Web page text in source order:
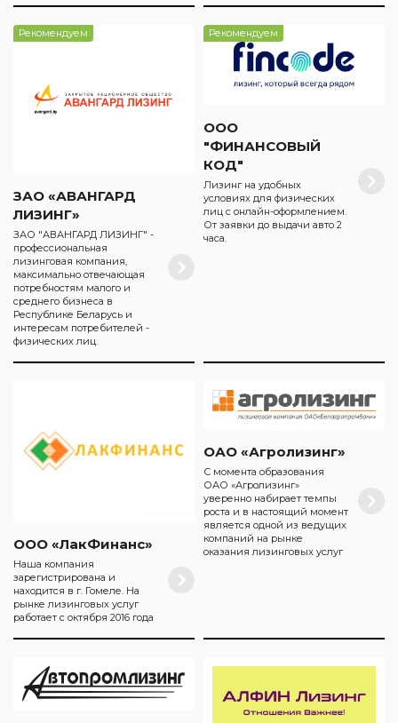
Рекомендуем
ЗАО «АВАНГАРД
ЛИЗИНГ»
ЗАО "АВАНГАРД ЛИЗИНГ" -
профессиональная
лизинговая компания,
максимально отвечающая
потребностям малого и
среднего бизнеса в
Республике Беларусь и
интересам потребителей -
физических лиц.
Рекомендуем
ООО
"ФИНАНСОВЫЙ
КОД"
Лизинг на удобных
условиях для физических
лиц с онлайн-оформлением.
От заявки до выдачи авто 2
часа.
ООО «ЛакФинанс»
Наша компания
зарегистрирована и
находится в г. Гомеле. На
рынке лизинговых услуг
работает с октября 2016 года
ОАО «Агролизинг»
С момента образования
ОАО «Агролизинг»
уверенно набирает темпы
роста и в настоящий момент
является одной из ведущих
компаний на рынке
оказания лизинговых услуг